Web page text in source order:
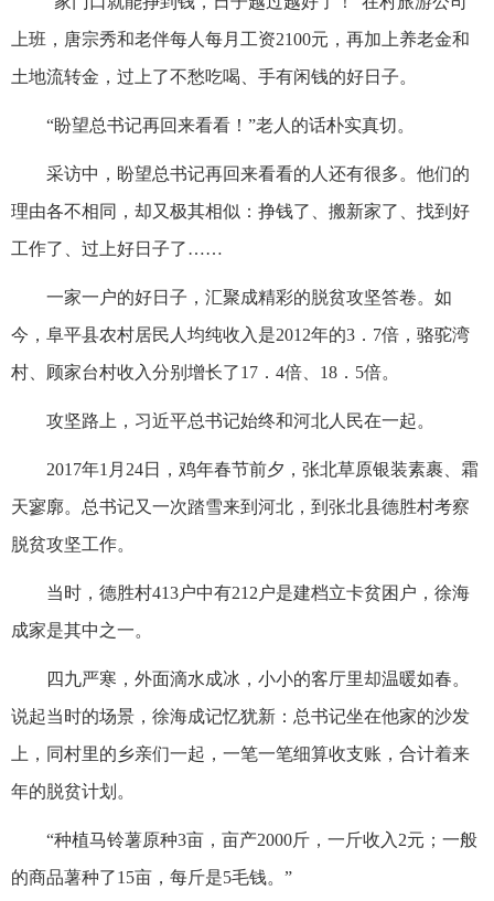
上班，唐宗秀和老伴每人每月工资2100元，再加上养老金和
土地流转金，过上了不愁吃喝、手有闲钱的好日子。
“盼望总书记再回来看看！”老人的话朴实真切。
采访中，盼望总书记再回来看看的人还有很多。他们的
理由各不相同，却又极其相似：挣钱了、搬新家了、找到好
工作了、过上好日子了……
一家一户的好日子，汇聚成精彩的脱贫攻坚答卷。如
今，阜平县农村居民人均纯收入是2012年的3．7倍，骆驼湾
村、顾家台村收入分别增长了17．4倍、18．5倍。
攻坚路上，习近平总书记始终和河北人民在一起。
2017年1月24日，鸡年春节前夕，张北草原银装素裹、霜
天寥廓。总书记又一次踏雪来到河北，到张北县德胜村考察
脱贫攻坚工作。
当时，德胜村413户中有212户是建档立卡贫困户，徐海
成家是其中之一。
四九严寒，外面滴水成冰，小小的客厅里却温暖如春。
说起当时的场景，徐海成记忆犹新：总书记坐在他家的沙发
上，同村里的乡亲们一起，一笔一笔细算收支账，合计着来
年的脱贫计划。
“种植马铃薯原种3亩，亩产2000斤，一斤收入2元；一般
的商品薯种了15亩，每斤是5毛钱。”